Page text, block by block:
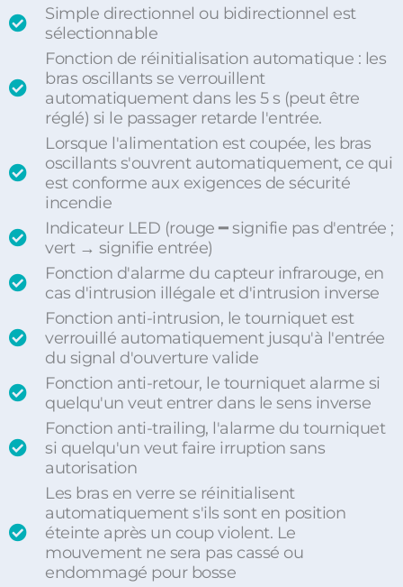
Simple directionnel ou bidirectionnel est
sélectionnable
Fonction de réinitialisation automatique : les
bras oscillants se verrouillent
automatiquement dans les 5 s (peut être
réglé) si le passager retarde l'entrée.
Lorsque l'alimentation est coupée, les bras
oscillants s'ouvrent automatiquement, ce qui
est conforme aux exigences de sécurité
incendie
Indicateur LED (rouge ━ signifie pas d'entrée ;
vert → signifie entrée)
Fonction d'alarme du capteur infrarouge, en
cas d'intrusion illégale et d'intrusion inverse
Fonction anti-intrusion, le tourniquet est
verrouillé automatiquement jusqu'à l'entrée
du signal d'ouverture valide
Fonction anti-retour, le tourniquet alarme si
quelqu'un veut entrer dans le sens inverse
Fonction anti-trailing, l'alarme du tourniquet
si quelqu'un veut faire irruption sans
autorisation
Les bras en verre se réinitialisent
automatiquement s'ils sont en position
éteinte après un coup violent. Le
mouvement ne sera pas cassé ou
endommagé pour bosse